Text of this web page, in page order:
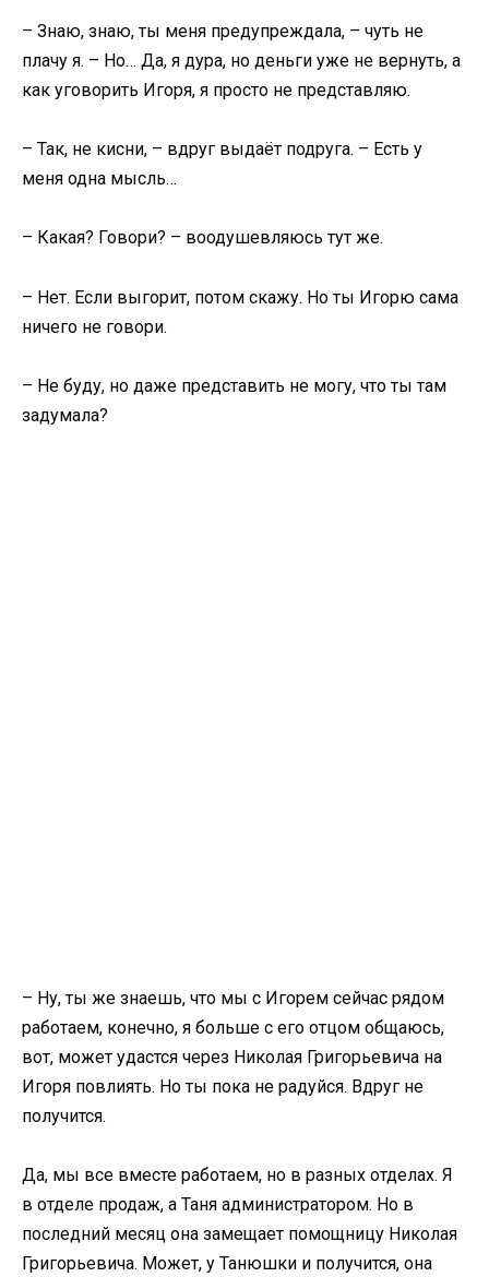
– Знаю, знаю, ты меня предупреждала, – чуть не
плачу я. – Но… Да, я дура, но деньги уже не вернуть, а
как уговорить Игоря, я просто не представляю.
– Так, не кисни, – вдруг выдаёт подруга. – Есть у
меня одна мысль…
– Какая? Говори? – воодушевляюсь тут же.
– Нет. Если выгорит, потом скажу. Но ты Игорю сама
ничего не говори.
– Не буду, но даже представить не могу, что ты там
задумала?
– Ну, ты же знаешь, что мы с Игорем сейчас рядом
работаем, конечно, я больше с его отцом общаюсь,
вот, может удастся через Николая Григорьевича на
Игоря повлиять. Но ты пока не радуйся. Вдруг не
получится.
Да, мы все вместе работаем, но в разных отделах. Я
в отделе продаж, а Таня администратором. Но в
последний месяц она замещает помощницу Николая
Григорьевича. Может, у Танюшки и получится, она